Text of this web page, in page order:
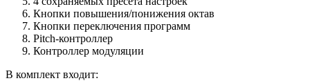
Кнопки повышения/понижения октав
Кнопки переключения программ
Pitch-контроллер
Контроллер модуляции
В комплект входит: